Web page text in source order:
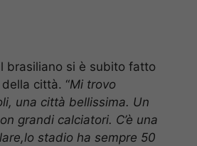
brasiliano si è subito fatto
città. “Mi trovo
una città bellissima. Un
grandi calciatori. C’è una
stadio ha sempre 50